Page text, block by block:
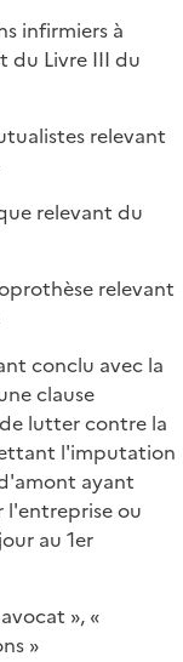
infirmiers à
du Livre III du
relevant
relevant du
relevant
conclu avec la
clause
lutter contre la
l'imputation
ayant
l'entreprise ou
au 1er
», «
»